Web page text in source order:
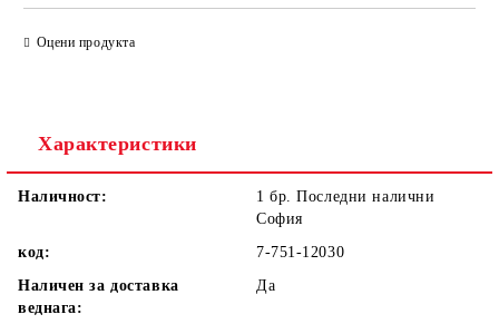
Оцени продукта
Характеристики
Наличност:
1 бр. Последни налични
София
код:
7-751-12030
Наличен за доставка
веднага:
Да